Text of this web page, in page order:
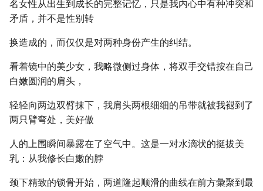
名女性从出生到成长的完整记忆，只是我内心中有种冲突和
矛盾，并不是性别转
换造成的，而仅仅是对两种身份产生的纠结。
看着镜中的美少女，我略微侧过身体，将双手交错按在自己
白嫩圆润的肩头，
轻轻向两边双臂抹下，我肩头两根细细的吊带就被我褪到了
两只臂弯处，美好傲
人的上围瞬间暴露在了空气中。这是一对水滴状的挺拔美
乳：从我修长白嫩的脖
颈下精致的锁骨开始，两道隆起顺滑的曲线在前方彙聚到最